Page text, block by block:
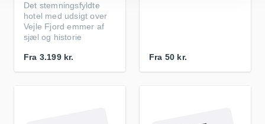
Det stemningsfyldte
hotel med udsigt over
Vejle Fjord emmer af
sjæl og historie
Fra 3.199 kr. Fra 50 kr.